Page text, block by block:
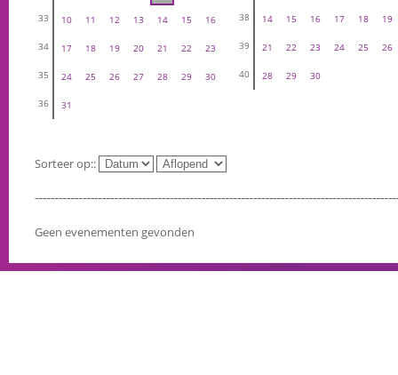
33 10 11 12 13 14 15 16
34 17 18 19 20 21 22 23
35 24 25 26 27 28 29 30
36 31
38 14 15 16 17 18 19
39 21 22 23 24 25 26
40 28 29 30
Sorteer op::
Geen evenementen gevonden